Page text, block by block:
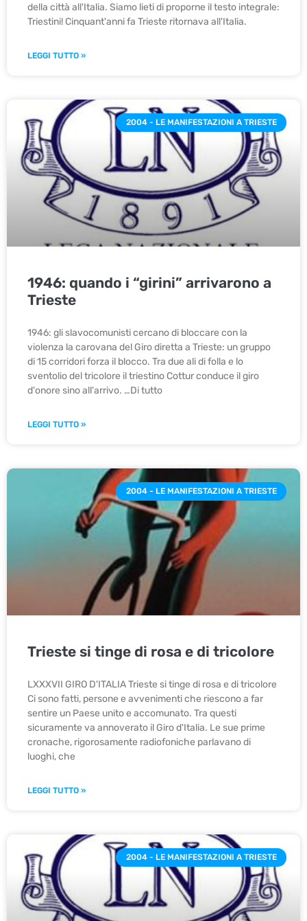
della città all'Italia. Siamo lieti di proporne il testo integrale:
Triestini! Cinquant'anni fa Trieste ritornava all'Italia.
LEGGI TUTTO »
2004 - LE MANIFESTAZIONI A TRIESTE
1946: quando i “girini” arrivarono a
Trieste
1946: gli slavocomunisti cercano di bloccare con la
violenza la carovana del Giro diretta a Trieste: un gruppo
di 15 corridori forza il blocco. Tra due ali di folla e lo
sventolio del tricolore il triestino Cottur conduce il giro
d'onore sino all'arrivo. …Di tutto
LEGGI TUTTO »
2004 - LE MANIFESTAZIONI A TRIESTE
Trieste si tinge di rosa e di tricolore
LXXXVII GIRO D'ITALIA Trieste si tinge di rosa e di tricolore
Ci sono fatti, persone e avvenimenti che riescono a far
sentire un Paese unito e accomunato. Tra questi
sicuramente va annoverato il Giro d'Italia. Le sue prime
cronache, rigorosamente radiofoniche parlavano di
luoghi, che
LEGGI TUTTO »
2004 - LE MANIFESTAZIONI A TRIESTE